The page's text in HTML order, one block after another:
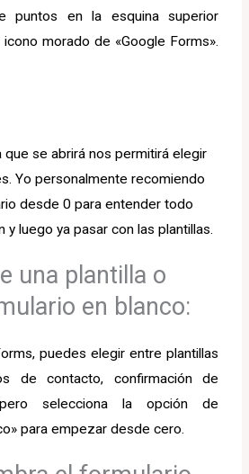
puntos en la esquina superior
morado de «Google Forms».
que se abrirá nos permitirá elegir
Yo personalmente recomiendo
desde 0 para entender todo
luego ya pasar con las plantillas.
una plantilla o
en blanco:
puedes elegir entre plantillas
de contacto, confirmación de
selecciona la opción de
para empezar desde cero.